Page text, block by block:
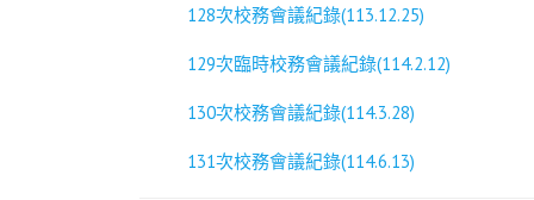
128次校務會議紀錄(113.12.25)
129次臨時校務會議紀錄(114.2.12)
130次校務會議紀錄(114.3.28)
131次校務會議紀錄(114.6.13)